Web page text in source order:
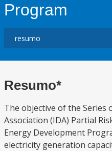
Program
Resumo*
The objective of the
Association (IDA) Partial
Energy Development
electricity generation